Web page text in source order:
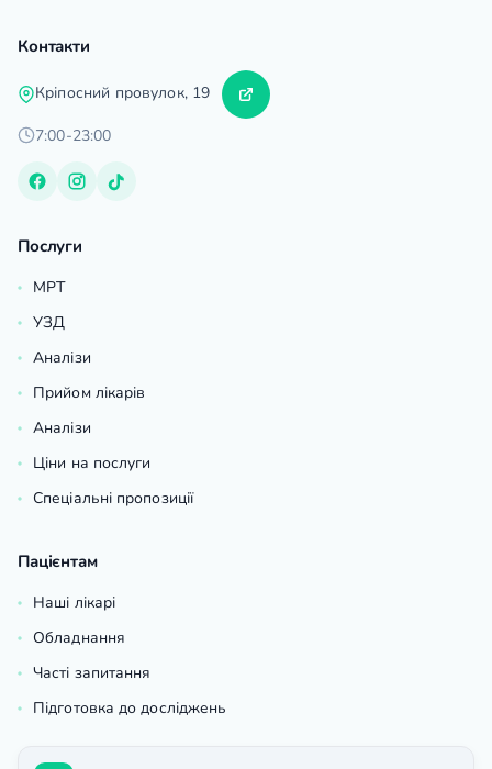
Контакти
Кріпосний провулок, 19
7:00-23:00
Послуги
МРТ
УЗД
Аналізи
Прийом лікарів
Аналізи
Ціни на послуги
Спеціальні пропозиції
Пацієнтам
Наші лікарі
Обладнання
Часті запитання
Підготовка до досліджень